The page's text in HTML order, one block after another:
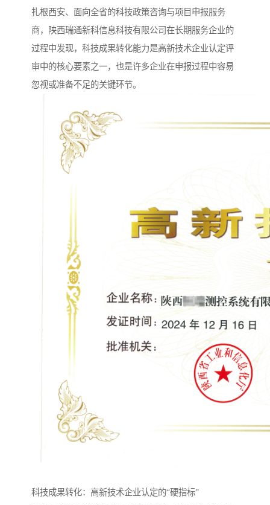
扎根西安、面向全省的科技政策咨询与项目申报服务
商，陕西瑞通新科信息科技有限公司在长期服务企业的
过程中发现，科技成果转化能力是高新技术企业认定评
审中的核心要素之一，也是许多企业在申报过程中容易
忽视或准备不足的关键环节。
科技成果转化：高新技术企业认定的“硬指标”